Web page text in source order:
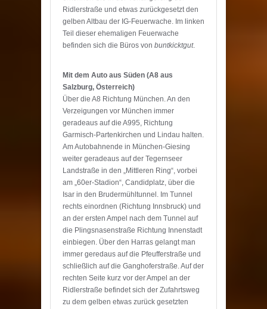
Ridlerstraße und etwas zurückgesetzt den
gelben Altbau der IG-Feuerwache. Im linken
Teil dieser ehemaligen Feuerwache
befinden sich die Büros von buntkicktgut.
Mit dem Auto aus Süden (A8 aus
Salzburg, Österreich)
Über die A8 Richtung München. An den
Verzeigungen vor München immer
geradeaus auf die A995, Richtung
Garmisch-Partenkirchen und Lindau halten.
Am Autobahnende in München-Giesing
weiter geradeaus auf der Tegernseer
Landstraße in den „Mittleren Ring“, vorbei
am „60er-Stadion“, Candidplatz, über die
Isar in den Brudermühltunnel. Im Tunnel
rechts einordnen (Richtung Innsbruck) und
an der ersten Ampel nach dem Tunnel auf
die Plingsnasenstraße Richtung Innenstadt
einbiegen. Über den Harras gelangt man
immer geredaus auf die Pfeufferstraße und
schließlich auf die Ganghoferstraße. Auf der
rechten Seite kurz vor der Ampel an der
Ridlerstraße befindet sich der Zufahrtsweg
zu dem gelben etwas zurück gesetzten